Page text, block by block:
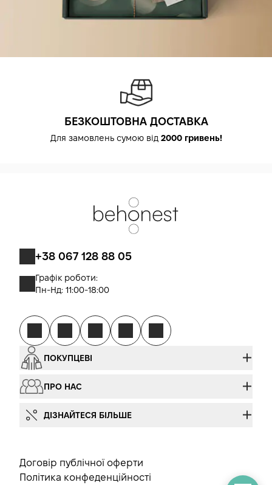
БЕЗКОШТОВНА ДОСТАВКА
Для замовлень сумою від 2000 гривень!
+38 067 128 88 05
Графік роботи:
Пн-Нд: 11:00-18:00
ПОКУПЦЕВІ
ПРО НАС
ДІЗНАЙТЕСЯ БІЛЬШЕ
Договір публічної оферти
Політика конфеденційності